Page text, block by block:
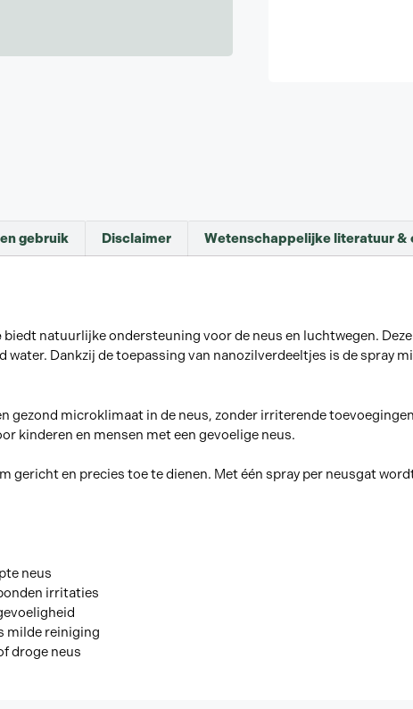
gebruik Disclaimer Wetenschappelijke literatuur &
biedt natuurlijke ondersteuning voor de neus en luchtwegen.
water. Dankzij de toepassing van nanozilverdeeltjes is de spray
gezond microklimaat in de neus, zonder irriterende
kinderen en mensen met een gevoelige neus.
gericht en precies toe te dienen. Met één spray per neusgat
neus
irritaties
milde reiniging
droge neus